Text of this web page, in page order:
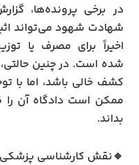
در برخی پرونده‌ها،
شهادت شهود می‌تواند
اخیراً برای مصرف یا
شده است. در چنین
کشف خالی باشد، اما با
ممکن است دادگاه آن را
بداند.
🔹نقش کارشناسی پزشکی